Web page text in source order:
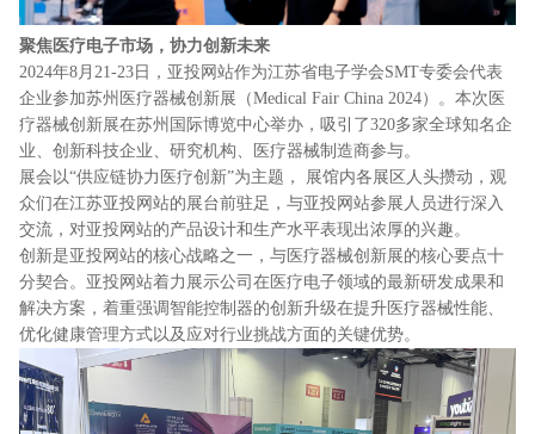
聚焦医疗电子市场，协力创新未来
2024年8月21-23日，亚投网站作为江苏省电子学会SMT专委会代表
企业参加苏州医疗器械创新展（Medical Fair China 2024）。本次医
疗器械创新展在苏州国际博览中心举办，吸引了320多家全球知名企
业、创新科技企业、研究机构、医疗器械制造商参与。
展会以“供应链协力医疗创新”为主题， 展馆内各展区人头攒动，观
众们在江苏亚投网站的展台前驻足，与亚投网站参展人员进行深入
交流，对亚投网站的产品设计和生产水平表现出浓厚的兴趣。
创新是亚投网站的核心战略之一，与医疗器械创新展的核心要点十
分契合。亚投网站着力展示公司在医疗电子领域的最新研发成果和
解决方案，着重强调智能控制器的创新升级在提升医疗器械性能、
优化健康管理方式以及应对行业挑战方面的关键优势。